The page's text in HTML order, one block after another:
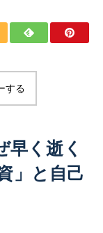
する
早く逝く
」と自己